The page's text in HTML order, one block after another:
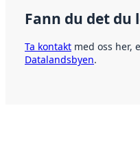
Fann du det du
Ta kontakt med oss her,
Datalandsbyen.